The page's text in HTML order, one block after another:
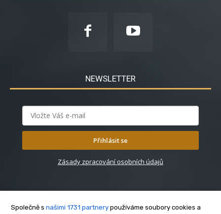
NEWSLETTER
Přihlásit se
Zásady zpracování osobních údajů
Společně s našimi 1731 partnery používáme soubory cookies a